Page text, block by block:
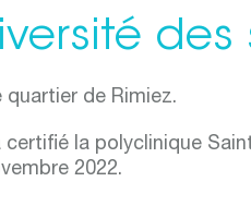
des
quartier de Rimiez.
la polyclinique
2022.